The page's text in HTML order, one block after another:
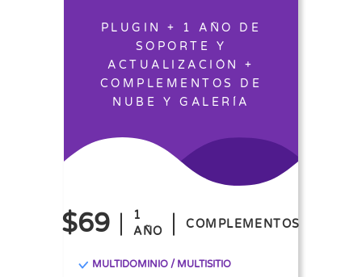
PLUGIN + 1 AÑO DE
SOPORTE Y
ACTUALIZACIÓN +
COMPLEMENTOS DE
NUBE Y GALERÍA
$69
1
AÑO
COMPLEMENTOS
MULTIDOMINIO / MULTISITIO